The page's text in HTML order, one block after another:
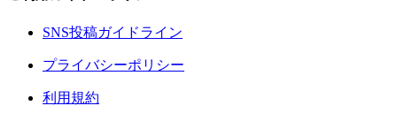
SNS投稿ガイドライン
プライバシーポリシー
利用規約